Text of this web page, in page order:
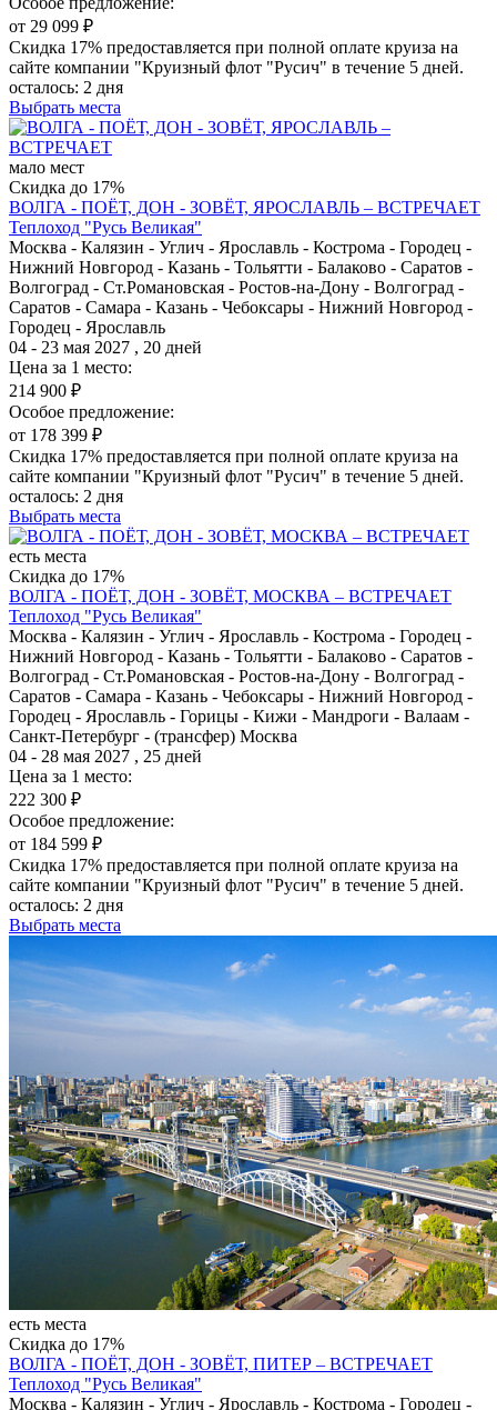
от 29 099 ₽
Скидка 17% предоставляется при полной оплате круиза на
сайте компании "Круизный флот "Русич" в течение 5 дней.
осталось: 2 дня
Выбрать места
мало мест
Скидка до 17%
ВОЛГА - ПОЁТ, ДОН - ЗОВЁТ, ЯРОСЛАВЛЬ – ВСТРЕЧАЕТ
Теплоход "Русь Великая"
Москва - Калязин - Углич - Ярославль - Кострома - Городец -
Нижний Новгород - Казань - Тольятти - Балаково - Саратов -
Волгоград - Ст.Романовская - Ростов-на-Дону - Волгоград -
Саратов - Самара - Казань - Чебоксары - Нижний Новгород -
Городец - Ярославль
04 - 23 мая 2027 , 20 дней
Цена за 1 место:
214 900 ₽
Особое предложение:
от 178 399 ₽
Скидка 17% предоставляется при полной оплате круиза на
сайте компании "Круизный флот "Русич" в течение 5 дней.
осталось: 2 дня
Выбрать места
есть места
Скидка до 17%
ВОЛГА - ПОЁТ, ДОН - ЗОВЁТ, МОСКВА – ВСТРЕЧАЕТ
Теплоход "Русь Великая"
Москва - Калязин - Углич - Ярославль - Кострома - Городец -
Нижний Новгород - Казань - Тольятти - Балаково - Саратов -
Волгоград - Ст.Романовская - Ростов-на-Дону - Волгоград -
Саратов - Самара - Казань - Чебоксары - Нижний Новгород -
Городец - Ярославль - Горицы - Кижи - Мандроги - Валаам -
Санкт-Петербург - (трансфер) Москва
04 - 28 мая 2027 , 25 дней
Цена за 1 место:
222 300 ₽
Особое предложение:
от 184 599 ₽
Скидка 17% предоставляется при полной оплате круиза на
сайте компании "Круизный флот "Русич" в течение 5 дней.
осталось: 2 дня
Выбрать места
есть места
Скидка до 17%
ВОЛГА - ПОЁТ, ДОН - ЗОВЁТ, ПИТЕР – ВСТРЕЧАЕТ
Теплоход "Русь Великая"
Москва - Калязин - Углич - Ярославль - Кострома - Городец -